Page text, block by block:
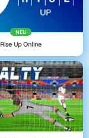
NEU
Rise Up Online